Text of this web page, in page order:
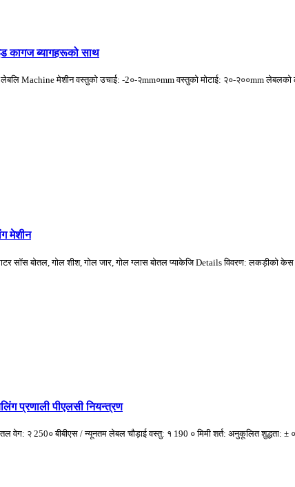
कागज ब्यागहरूको साथ
लेबलि Machine मेशीन वस्तुको उचाई: -2०-२mm०mm वस्तुको मोटाई: २०-२००mm
मेशीन
सॉस बोतल, गोल शीश, गोल जार, गोल ग्लास बोतल प्याकेजि Details विवरण: लकड़ीको केस
प्रणाली पीएलसी नियन्त्रण
वेग: २ 250० बीबीएस / न्यूनतम लेबल चौड़ाई वस्तु: १ 190 ० मिमी शर्त: अनुकूलित